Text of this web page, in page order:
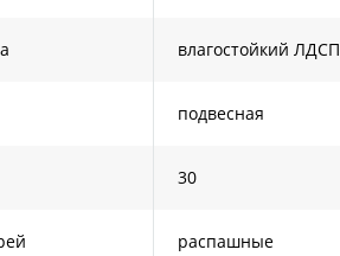
влагостойкий ЛДСП
подвесная
30
распашные